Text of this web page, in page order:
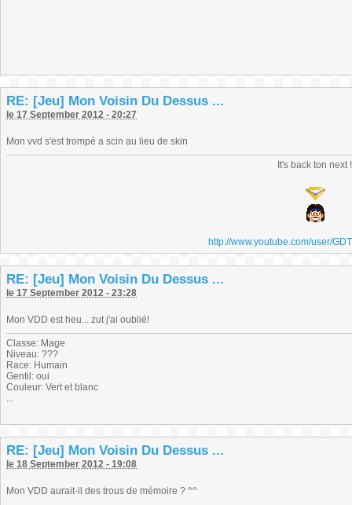
RE: [Jeu] Mon Voisin Du Dessus ...
le 17 September 2012 - 20:27
Mon vvd s'est trompé a scin au lieu de skin
It's back ton next !
http://www.youtube.com/user/
RE: [Jeu] Mon Voisin Du Dessus ...
le 17 September 2012 - 23:28
Mon VDD est heu... zut j'ai oublié!
Classe: Mage
Niveau: ???
Race: Humain
Gentil: oui
Couleur: Vert et blanc
...
RE: [Jeu] Mon Voisin Du Dessus ...
le 18 September 2012 - 19:08
Mon VDD aurait-il des trous de mémoire ? ^^